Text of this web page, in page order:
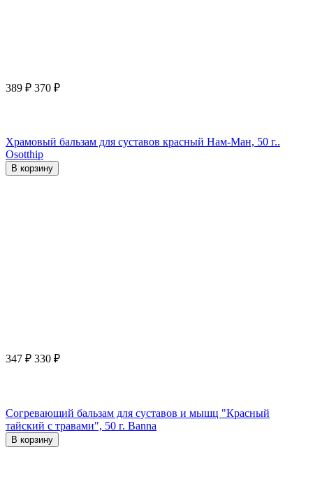
389 ₽ 370 ₽
Храмовый бальзам для суставов красный Нам-Ман, 50 г..
Osotthip
В корзину
347 ₽ 330 ₽
Согревающий бальзам для суставов и мышц "Красный
тайский с травами", 50 г. Banna
В корзину